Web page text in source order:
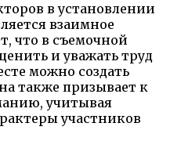
в установлении
взаимное
что в съемочной
и уважать труд
можно создать
также призывает к
учитывая
участников